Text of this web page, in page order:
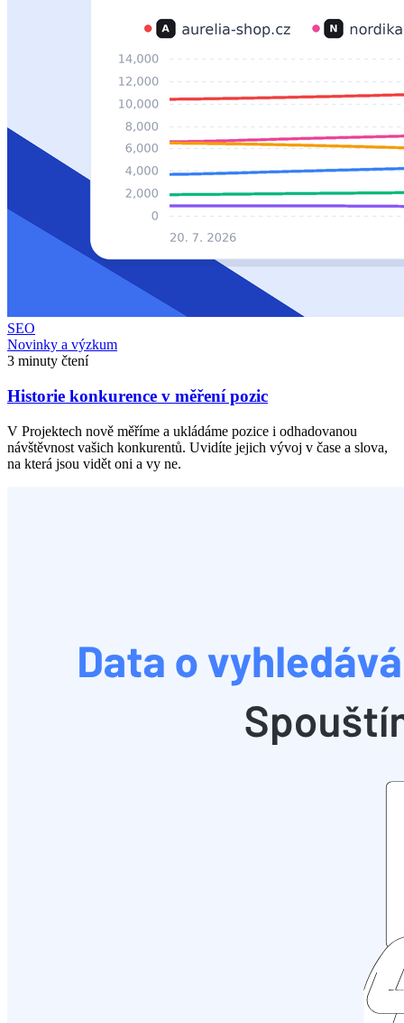
SEO
Novinky a výzkum
3 minuty čtení
Historie konkurence v měření pozic
V Projektech nově měříme a ukládáme pozice i odhadovanou
návštěvnost vašich konkurentů. Uvidíte jejich vývoj v čase a slova,
na která jsou vidět oni a vy ne.